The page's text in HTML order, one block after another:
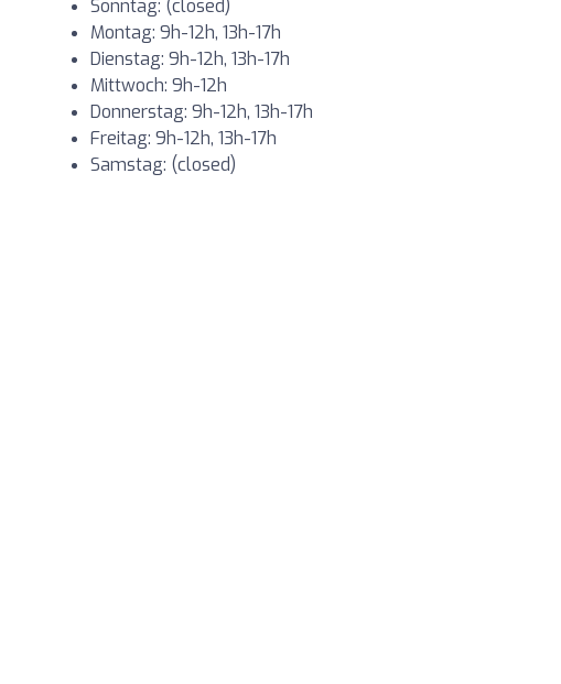
Sonntag: (closed)
Montag: 9h-12h, 13h-17h
Dienstag: 9h-12h, 13h-17h
Mittwoch: 9h-12h
Donnerstag: 9h-12h, 13h-17h
Freitag: 9h-12h, 13h-17h
Samstag: (closed)